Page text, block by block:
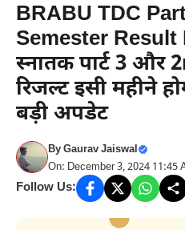
BRABU TDC
Semester Result
स्नातक पार्ट 3 और
रिजल्ट इसी महीने
बड़ी अपडेट
ByGaurav Jaiswal
On: December 3, 2024 11:45
Follow Us: